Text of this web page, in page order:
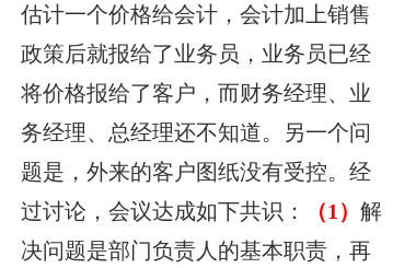
估计一个价格给会计，会计加上销售
政策后就报给了业务员，业务员已经
将价格报给了客户，而财务经理、业
务经理、总经理还不知道。另一个问
题是，外来的客户图纸没有受控。经
过讨论，会议达成如下共识：
（1）解
决问题是部门负责人的基本职责，再